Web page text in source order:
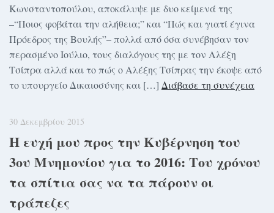
Κωνσταντοπούλου, αποκάλυψε με δυο κείμενά της
–“Ποιος φοβάται την αλήθεια;” και “Πώς και γιατί έγινα
Πρόεδρος της Βουλής”– πολλά από όσα συνέβησαν τον
περασμένο Ιούλιο, τους διαλόγους της με τον Αλέξη
Τσίπρα αλλά και το πώς ο Αλέξης Τσίπρας την έκοψε από
το υπουργείο Δικαιοσύνης και […] Διάβασε τη συνέχεια
30 Δεκεμβρίου 2015
Η ευχή μου προς την Κυβέρνηση του
3ου Μνημονίου για το 2016: Του χρόνου
τα σπίτια σας να τα πάρουν οι
τράπεζες